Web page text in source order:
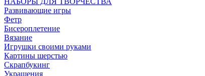
Развивающие игры
Фетр
Бисероплетение
Вязание
Игрушки своими руками
Картины шерстью
Скрапбукинг
Украшения